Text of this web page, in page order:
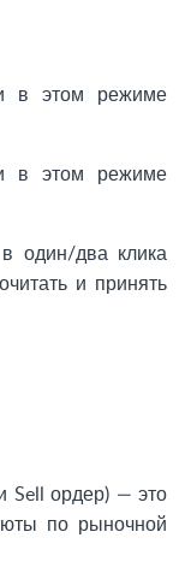
в этом режиме
в этом режиме
один/два клика
и принять
Sell ордер) — это
по рыночной